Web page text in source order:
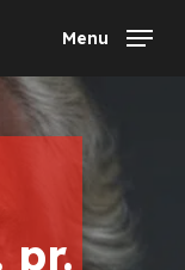
Menu
pr.